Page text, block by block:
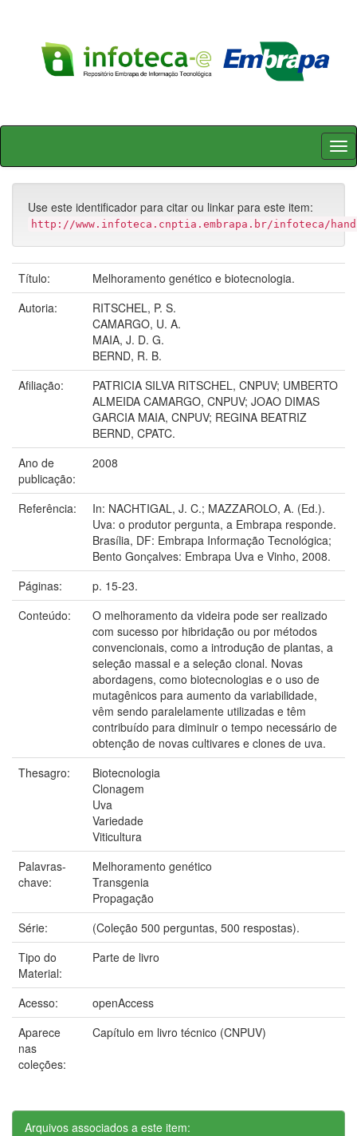
Skip
Use este identificador para citar ou linkar para este item:
http://www.infoteca.cnptia.embrapa.br/infoteca/
Título:
Melhoramento genético e biotecnologia.
Autoria:
RITSCHEL, P. S.
CAMARGO, U. A.
MAIA, J. D. G.
BERND, R. B.
Afiliação:
PATRICIA SILVA RITSCHEL, CNPUV; UMBERTO
ALMEIDA CAMARGO, CNPUV; JOAO DIMAS
GARCIA MAIA, CNPUV; REGINA BEATRIZ
BERND, CPATC.
Ano de
publicação:
2008
Referência:
In: NACHTIGAL, J. C.; MAZZAROLO, A. (Ed.).
Uva: o produtor pergunta, a Embrapa responde.
Brasília, DF: Embrapa Informação Tecnológica;
Bento Gonçalves: Embrapa Uva e Vinho, 2008.
Páginas:
p. 15-23.
Conteúdo:
O melhoramento da videira pode ser realizado
com sucesso por hibridação ou por métodos
convencionais, como a introdução de plantas, a
seleção massal e a seleção clonal. Novas
abordagens, como biotecnologias e o uso de
mutagênicos para aumento da variabilidade,
vêm sendo paralelamente utilizadas e têm
contribuído para diminuir o tempo necessário de
obtenção de novas cultivares e clones de uva.
Thesagro:
Biotecnologia
Clonagem
Uva
Variedade
Viticultura
Palavras-
chave:
Melhoramento genético
Transgenia
Propagação
Série:
(Coleção 500 perguntas, 500 respostas).
Tipo do
Material:
Parte de livro
Acesso:
openAccess
Aparece
nas
coleções:
Capítulo em livro técnico (CNPUV)
Arquivos associados a este item: